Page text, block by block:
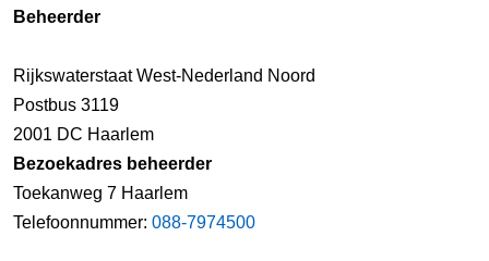
Beheerder
Rijkswaterstaat West-Nederland Noord
Postbus 3119
2001 DC Haarlem
Bezoekadres beheerder
Toekanweg 7 Haarlem
Telefoonnummer: 088-7974500